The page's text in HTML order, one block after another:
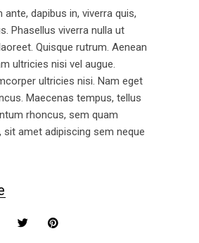
ante, dapibus in, viverra quis,
Phasellus viverra nulla ut
Quisque rutrum. Aenean
ultricies nisi vel augue.
ultricies nisi. Nam eget
Maecenas tempus, tellus
rhoncus, sem quam
sit amet adipiscing sem neque